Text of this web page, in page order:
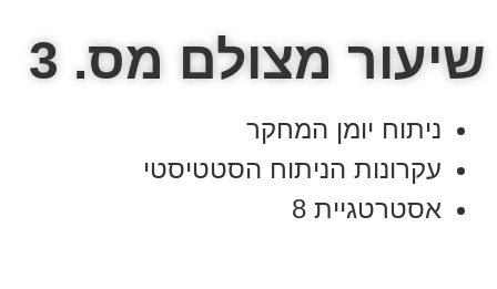
שיעור מצולם מס. 3
ניתוח יומן המחקר
עקרונות הניתוח הסטטיסטי
אסטרטגיית 8